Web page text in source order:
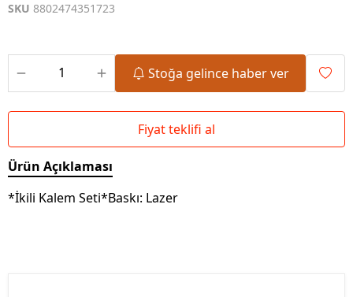
SKU 8802474351723
Stoğa gelince haber ver
Fiyat teklifi al
Ürün Açıklaması
*İkili Kalem Seti*Baskı: Lazer